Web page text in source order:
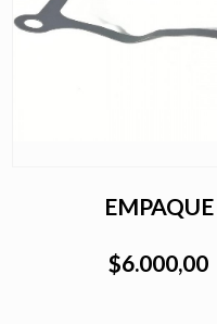
EMPAQUE
$6.000,00